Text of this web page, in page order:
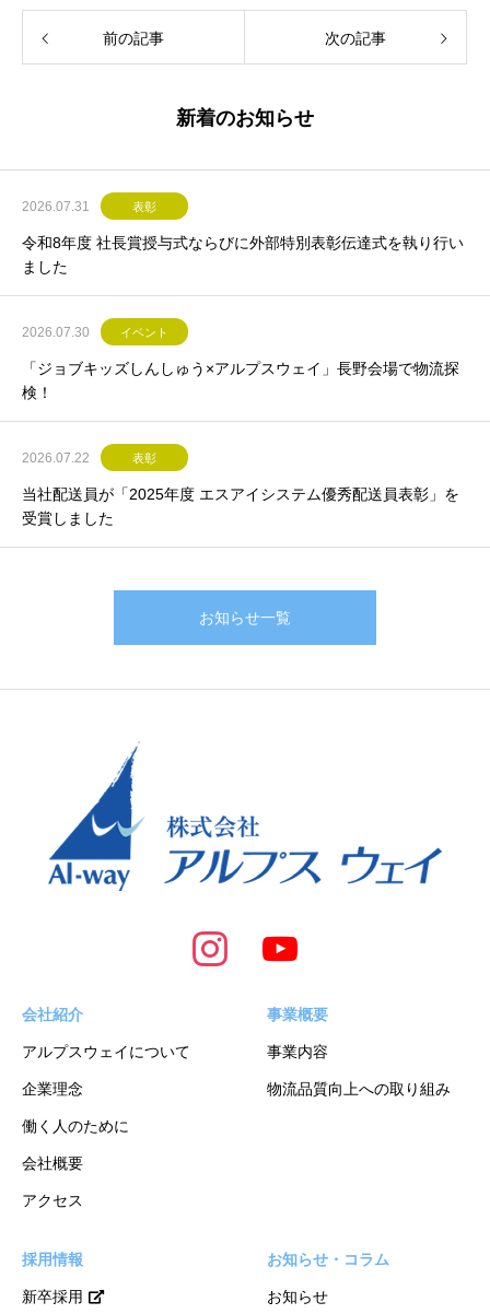
前の記事 次の記事
新着のお知らせ
2026.07.31 表彰
令和8年度 社長賞授与式ならびに外部特別表彰伝達式を執り行い
ました
2026.07.30 イベント
「ジョブキッズしんしゅう×アルプスウェイ」長野会場で物流探
検！
2026.07.22 表彰
当社配送員が「2025年度 エスアイシステム優秀配送員表彰」を
受賞しました
お知らせ一覧
会社紹介
アルプスウェイについて
企業理念
働く人のために
会社概要
アクセス
事業概要
事業内容
物流品質向上への取り組み
採用情報
新卒採用
お知らせ・コラム
お知らせ